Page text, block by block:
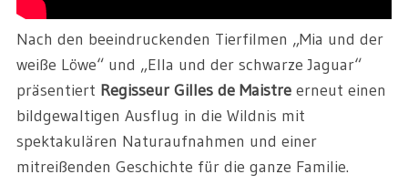
Nach den beeindruckenden Tierfilmen „Mia und der
weiße Löwe“ und „Ella und der schwarze Jaguar“
präsentiert Regisseur Gilles de Maistreerneut einen
bildgewaltigen Ausflug in die Wildnis mit
spektakulären Naturaufnahmen und einer
mitreißenden Geschichte für die ganze Familie.